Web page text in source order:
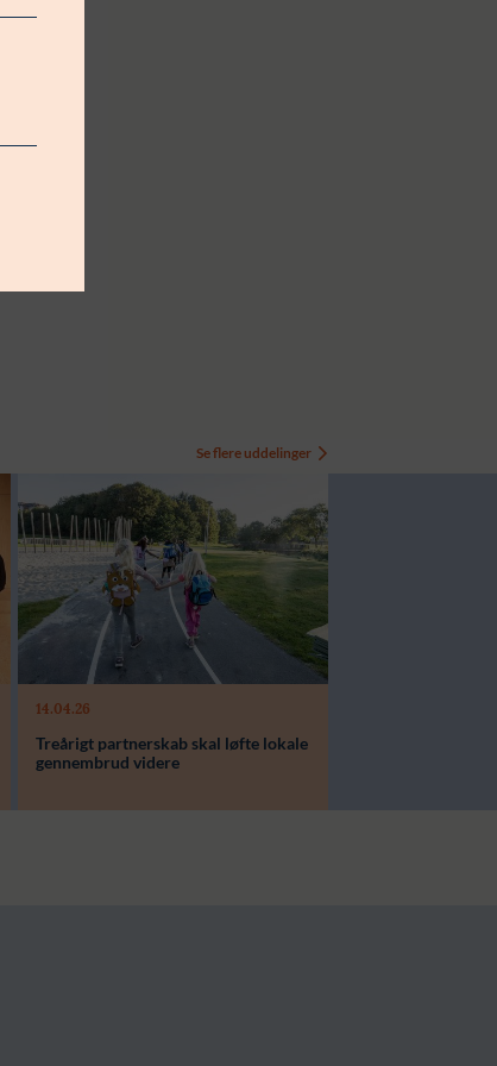
Se flere uddelinger
14.04.26
Treårigt partnerskab skal løfte lokale
gennembrud videre
Modtager:
Støttebeløb i alt: